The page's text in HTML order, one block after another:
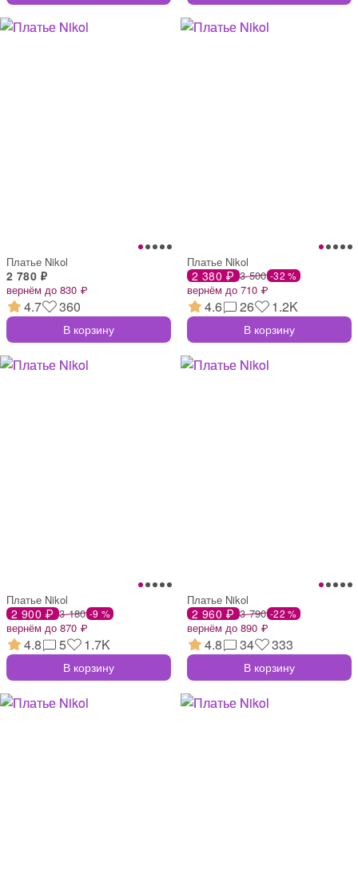
Платье Nikol
2 780 ₽
вернём до 830 ₽
4.7 360
В корзину
Платье Nikol
2 380 ₽ 3 500 -32 %
вернём до 710 ₽
4.6 26 1.2K
В корзину
Платье Nikol
2 900 ₽ 3 180 -9 %
вернём до 870 ₽
4.8 5 1.7K
В корзину
Платье Nikol
2 960 ₽ 3 790 -22 %
вернём до 890 ₽
4.8 34 333
В корзину